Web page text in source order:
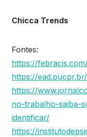
Chicca Trends
Fontes:
https://
https://
https://
no-trabalho-saiba-
identificar/
https://